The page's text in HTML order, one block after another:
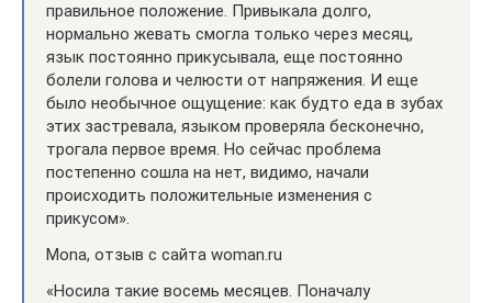
правильное положение. Привыкала долго,
нормально жевать смогла только через месяц,
язык постоянно прикусывала, еще постоянно
болели голова и челюсти от напряжения. И еще
было необычное ощущение: как будто еда в зубах
этих застревала, языком проверяла бесконечно,
трогала первое время. Но сейчас проблема
постепенно сошла на нет, видимо, начали
происходить положительные изменения с
прикусом».
Mona, отзыв с сайта woman.ru
«Носила такие восемь месяцев. Поначалу